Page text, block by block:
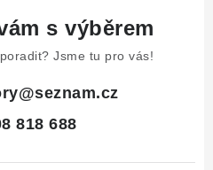
s výběrem
Jsme tu pro vás!
@seznam.cz
818 688